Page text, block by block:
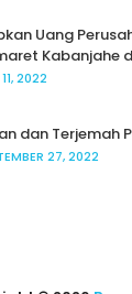
Uang
Kabanjahe
2022
dan Terjemah
27, 2022